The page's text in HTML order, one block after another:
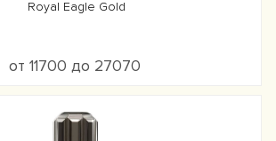
Royal Eagle Gold
от 11700 до 27070